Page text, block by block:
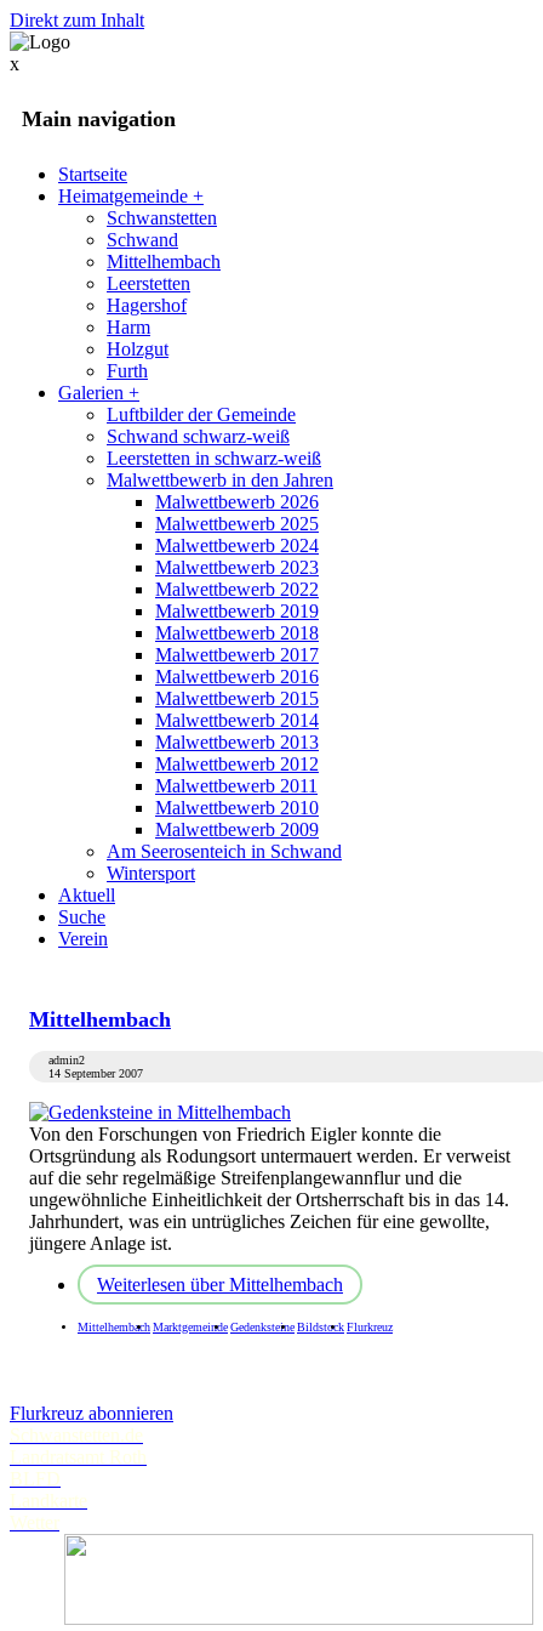
Direkt zum Inhalt
x
Main navigation
Startseite
Heimatgemeinde +
Schwanstetten
Schwand
Mittelhembach
Leerstetten
Hagershof
Harm
Holzgut
Furth
Galerien +
Luftbilder der Gemeinde
Schwand schwarz-weiß
Leerstetten in schwarz-weiß
Malwettbewerb in den Jahren
Malwettbewerb 2026
Malwettbewerb 2025
Malwettbewerb 2024
Malwettbewerb 2023
Malwettbewerb 2022
Malwettbewerb 2019
Malwettbewerb 2018
Malwettbewerb 2017
Malwettbewerb 2016
Malwettbewerb 2015
Malwettbewerb 2014
Malwettbewerb 2013
Malwettbewerb 2012
Malwettbewerb 2011
Malwettbewerb 2010
Malwettbewerb 2009
Am Seerosenteich in Schwand
Wintersport
Aktuell
Suche
Verein
Mittelhembach
admin2
14 September 2007
Von den Forschungen von Friedrich Eigler konnte die
Ortsgründung als Rodungsort untermauert werden. Er verweist
auf die sehr regelmäßige Streifenplangewannflur und die
ungewöhnliche Einheitlichkeit der Ortsherrschaft bis in das 14.
Jahrhundert, was ein untrügliches Zeichen für eine gewollte,
jüngere Anlage ist.
Weiterlesen über Mittelhembach
MittelhembachMarktgemeindeGedenksteineBildstockFlurkreuz
Flurkreuz abonnieren
Schwanstetten.de
Landratsamt Roth
BLFD
Landkarte
Wetter